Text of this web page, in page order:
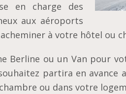
en charge des
aux aéroports
à votre hôtel ou
Berline ou un Van pour
partira en avance
ou dans votre